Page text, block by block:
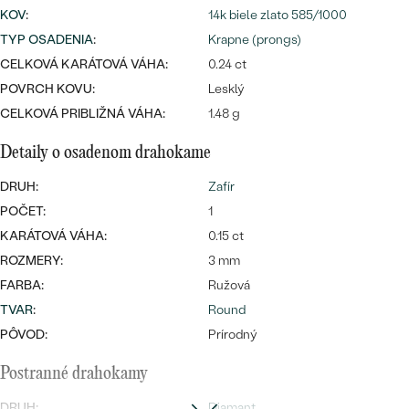
Wave kolekcia
PODĽA TVARU DRAHOKAMU
NA MIERU
DIAMANTY
náušnice
Personalizované
prívesky
OBJAVIŤ
Najpredávanejšie
prstene
KOV:
14k biele zlato 585/1000
TYP OSADENIA:
Krapne (prongs)
CELKOVÁ KARÁTOVÁ VÁHA:
0.24 ct
POVRCH KOVU:
Lesklý
CELKOVÁ PRIBLIŽNÁ VÁHA:
1.48 g
Detaily o osadenom drahokame
DRUH:
Zafír
POČET:
1
KARÁTOVÁ VÁHA:
0.15 ct
ROZMERY:
3 mm
FARBA:
Ružová
TVAR:
Round
PÔVOD:
Prírodný
Postranné drahokamy